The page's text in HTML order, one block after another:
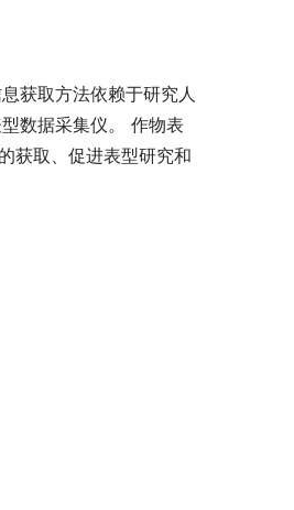
获取方法依赖于研究人
数据采集仪。 作物表
获取、促进表型研究和